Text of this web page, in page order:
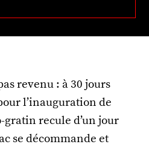
revenu : à 30 jours
l’inauguration de
recule d’un jour
se décommande et